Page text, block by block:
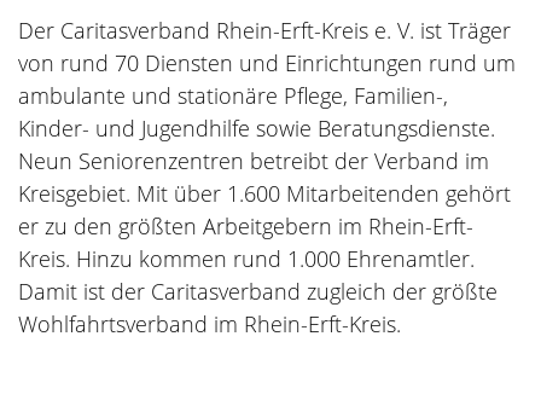
Der Caritasverband Rhein-Erft-Kreis e. V. ist Träger
von rund 70 Diensten und Einrichtungen rund um
ambulante und stationäre Pflege, Familien-,
Kinder- und Jugendhilfe sowie Beratungsdienste.
Neun Seniorenzentren betreibt der Verband im
Kreisgebiet. Mit über 1.600 Mitarbeitenden gehört
er zu den größten Arbeitgebern im Rhein-Erft-
Kreis. Hinzu kommen rund 1.000 Ehrenamtler.
Damit ist der Caritasverband zugleich der größte
Wohlfahrtsverband im Rhein-Erft-Kreis.